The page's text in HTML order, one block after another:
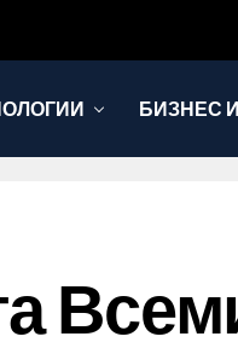
БИЗНЕС